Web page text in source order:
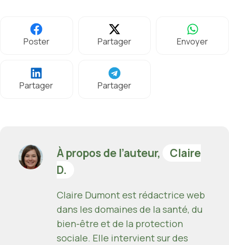
Poster Partager Envoyer
Partager Partager
À propos de l’auteur,
Claire
D.
Claire Dumont est rédactrice web
dans les domaines de la santé, du
bien-être et de la protection
sociale. Elle intervient sur des